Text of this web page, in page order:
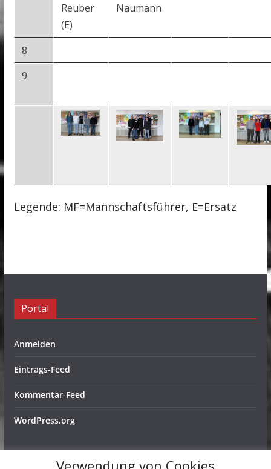
Reuber
(E)
Naumann
8
9
Legende: MF=Mannschaftsführer, E=Ersatz
Portal
Anmelden
Eintrags-Feed
Kommentar-Feed
WordPress.org